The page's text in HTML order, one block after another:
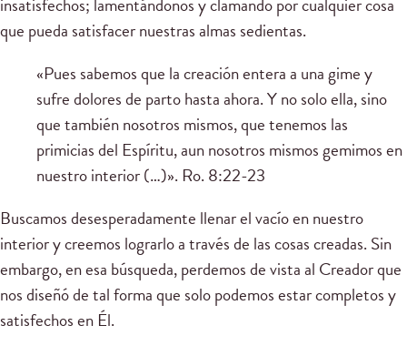
que pueda satisfacer nuestras almas sedientas.
«Pues sabemos que la creación entera a una gime y
sufre dolores de parto hasta ahora. Y no solo ella, sino
que también nosotros mismos, que tenemos las
primicias del Espíritu, aun nosotros mismos gemimos en
nuestro interior (…)». Ro. 8:22-23
Buscamos desesperadamente llenar el vacío en nuestro
interior y creemos lograrlo a través de las cosas creadas. Sin
embargo, en esa búsqueda, perdemos de vista al Creador que
nos diseñó de tal forma que solo podemos estar completos y
satisfechos en Él.